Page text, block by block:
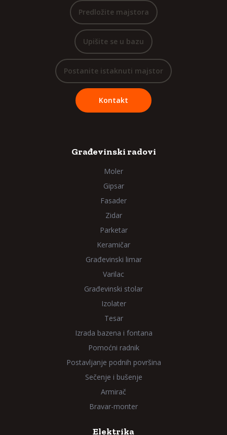
Predložite majstora
Upišite se u bazu
Postanite istaknuti majstor
Kontakt
Građevinski radovi
Moler
Gipsar
Fasader
Zidar
Parketar
Keramičar
Građevinski limar
Varilac
Građevinski stolar
Izolater
Tesar
Izrada bazena i fontana
Pomoćni radnik
Postavljanje podnih površina
Sečenje i bušenje
Armirač
Bravar-monter
Elektrika